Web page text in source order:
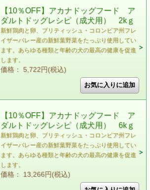
【10％OFF】アカナドッグフード ア
ダルトドッグレシピ（成犬用） 2kｇ
新鮮鶏肉と卵、ブリティッシュ・コロンビア州フレ
イザーバレー産の新鮮葉野菜をたっぷり使用してい
ます。あらゆる種類と年齢の犬の最高の健康を促進
します。
価格： 5,722円(税込)
【10％OFF】アカナドッグフード ア
ダルトドッグレシピ（成犬用） 6kｇ
新鮮鶏肉と卵、ブリティッシュ・コロンビア州フレ
イザーバレー産の新鮮葉野菜をたっぷり使用してい
ます。あらゆる種類と年齢の犬の最高の健康を促進
します。
価格： 13,266円(税込)